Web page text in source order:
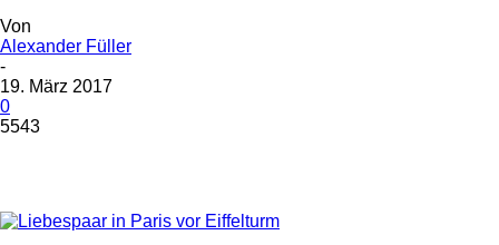
Von
Alexander Füller
-
19. März 2017
0
5543